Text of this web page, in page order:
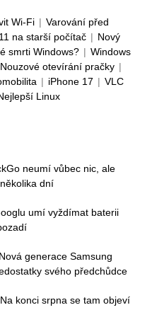
Wi-Fi | Varování před
na starší počítač | Nový
smrti Windows? | Windows
Nouzové otevírání pračky |
| iPhone 17 | VLC
Linux
neumí vůbec nic, ale
dní
umí vyždímat baterii
generace Samsung
svého předchůdce
konci srpna se tam objeví